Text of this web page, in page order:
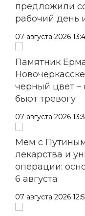
предложили
рабочий день
07 августа 2026
Памятник
черный цвет –
бьют тревогу
07 августа 2026
Мем с
лекарства и
операции:
6 августа
07 августа 2026